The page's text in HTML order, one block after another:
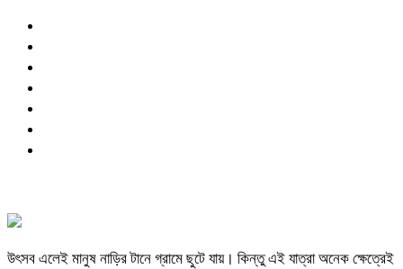
উৎসব এলেই মানুষ নাড়ির টানে গ্রামে ছুটে যায়। কিন্তু এই যাত্রা অনেক ক্ষেত্রেই